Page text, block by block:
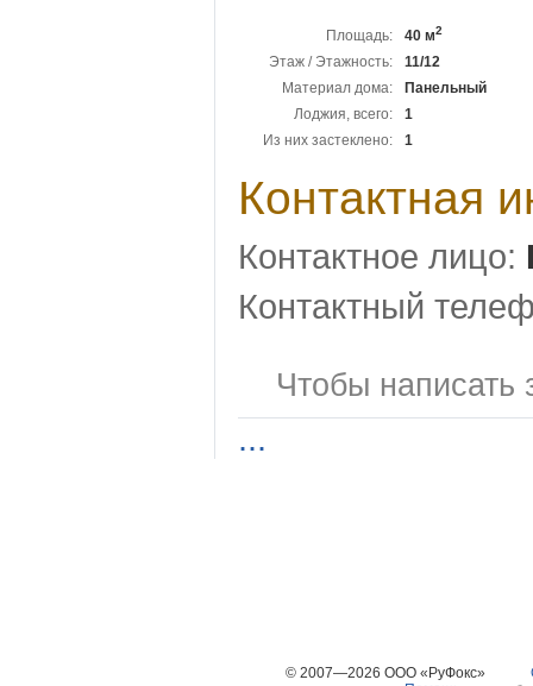
Площадь: 40 м2
Этаж / Этажность:
11/12
Материал дома:
Панельный
Лоджия, всего:
1
Из них застеклено:
1
Контактная
Контактное лицо:
Контактный
Чтобы
...
© 2007—2026 ООО «РуФокс»